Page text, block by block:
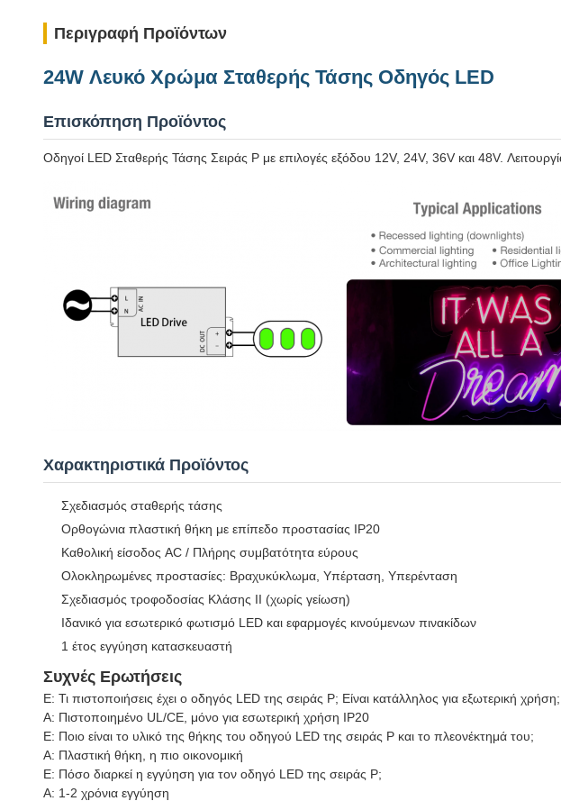
Περιγραφή Προϊόντων
24W Λευκό Χρώμα Σταθερής Τάσης Οδηγός LED
Επισκόπηση Προϊόντος
Οδηγοί LED Σταθερής Τάσης Σειράς P με επιλογές εξόδου 12V, 24V, 36V και 48V.
Χαρακτηριστικά Προϊόντος
Σχεδιασμός σταθερής τάσης
Ορθογώνια πλαστική θήκη με επίπεδο προστασίας IP20
Καθολική είσοδος AC / Πλήρης συμβατότητα εύρους
Ολοκληρωμένες προστασίες: Βραχυκύκλωμα, Υπέρταση, Υπερένταση
Σχεδιασμός τροφοδοσίας Κλάσης ΙΙ (χωρίς γείωση)
Ιδανικό για εσωτερικό φωτισμό LED και εφαρμογές κινούμενων πινακίδων
1 έτος εγγύηση κατασκευαστή
Συχνές Ερωτήσεις
Ε: Τι πιστοποιήσεις έχει ο οδηγός LED της σειράς P; Είναι κατάλληλος για εξωτερική χρήση;
Α: Πιστοποιημένο UL/CE, μόνο για εσωτερική χρήση IP20
Ε: Ποιο είναι το υλικό της θήκης του οδηγού LED της σειράς P και το πλεονέκτημά του;
Α: Πλαστική θήκη, η πιο οικονομική
Ε: Πόσο διαρκεί η εγγύηση για τον οδηγό LED της σειράς P;
Α: 1-2 χρόνια εγγύηση